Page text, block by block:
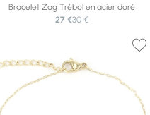
Bracelet Zag Trébol en acier doré
27 €30 €